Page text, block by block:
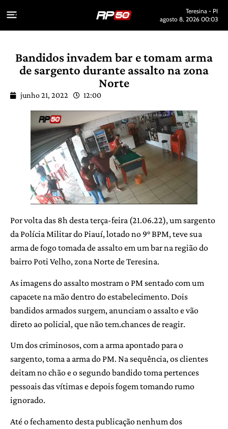
Teresina - PI
agosto 8, 2026 00:03
Bandidos invadem bar e tomam arma
de sargento durante assalto na zona
Norte
junho 21, 2022 12:00
Por volta das 8h desta terça-feira (21.06.22), um sargento
da Polícia Militar do Piauí, lotado no 9° BPM, teve sua
arma de fogo tomada de assalto em um bar na região do
bairro Poti Velho, zona Norte de Teresina.
As imagens do assalto mostram o PM sentado com um
capacete na mão dentro do estabelecimento. Dois
bandidos armados surgem, anunciam o assalto e vão
direto ao policial, que não tem.chances de reagir.
Um dos criminosos, com a arma apontado para o
sargento, toma a arma do PM. Na sequência, os clientes
deitam no chão e o segundo bandido toma pertences
pessoais das vítimas e depois fogem tomando rumo
ignorado.
Até o fechamento desta publicação nenhum dos